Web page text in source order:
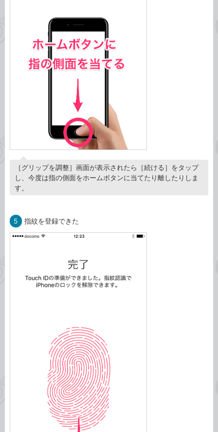
［グリップを調整］画面が表示されたら［続ける］をタップ
し、今度は指の側面をホームボタンに当てたり離したりしま
す。
5 指紋を登録できた